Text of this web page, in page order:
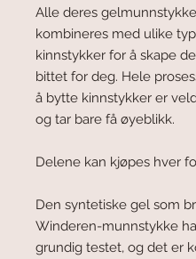
Alle deres
kombineres med ulike
kinnstykker for å skape
bittet for deg. Hele
å bytte kinnstykker er
og tar bare få øyeblikk.
Delene kan kjøpes hver
Den syntetiske gel som
Winderen-munnstykke
grundig testet, og det er